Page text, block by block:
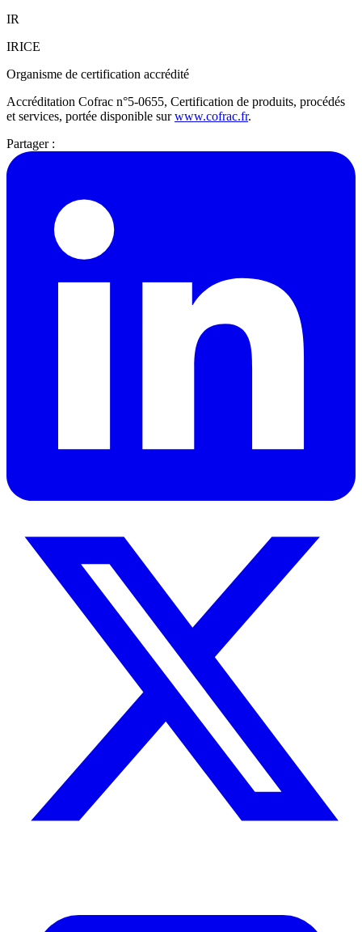
IR
IRICE
Organisme de certification accrédité
Accréditation Cofrac n°5-0655, Certification de produits, procédés
et services, portée disponible surwww.cofrac.fr.
Partager :